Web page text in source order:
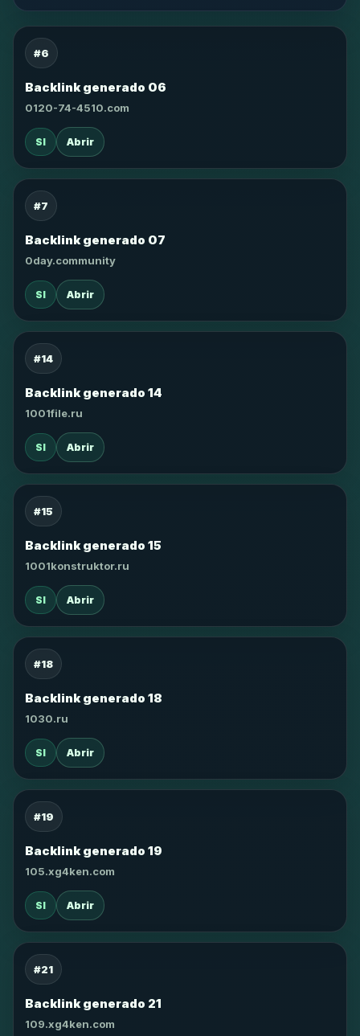
#6
Backlink generado 06
0120-74-4510.com
SI Abrir
#7
Backlink generado 07
0day.community
SI Abrir
#14
Backlink generado 14
1001file.ru
SI Abrir
#15
Backlink generado 15
1001konstruktor.ru
SI Abrir
#18
Backlink generado 18
1030.ru
SI Abrir
#19
Backlink generado 19
105.xg4ken.com
SI Abrir
#21
Backlink generado 21
109.xg4ken.com